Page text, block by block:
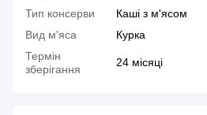
Тип консерви
Каші з м'ясом
Вид м'яса
Курка
Термін
зберігання
24 місяці